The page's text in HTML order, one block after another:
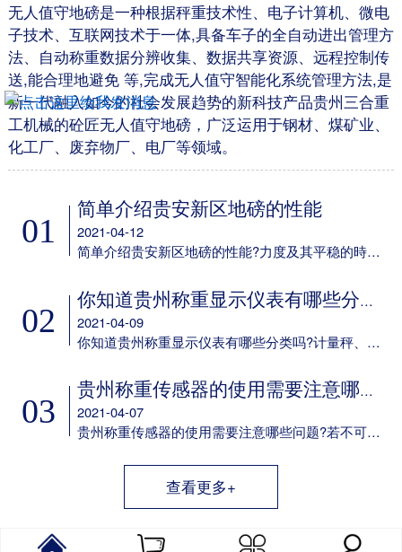
无人值守地磅是一种根据秤重技术性、电子计算机、微电
子技术、互联网技术于一体,具备车子的全自动进出管理方
法、自动称重数据分辨收集、数据共享资源、远程控制传
送,能合理地避免 等,完成无人值守智能化系统管理方法,是
新一代融入如今的社会发展趋势的新科技产品贵州三合重
工机械的砼匠无人值守地磅，广泛运用于钢材、煤矿业、
化工厂、废弃物厂、电厂等领域。
01
简单介绍贵安新区地磅的性能
2021-04-12
简单介绍贵安新区地磅的性能?力度及其平稳的時间可设定;多种多样led背光方式可挑选;可任意电池充电;具备欠压保护标示及保护设备;任意配备6V/4aH免维护保养电瓶选配RS-232通信口，串口波特率可选，通讯方式可选;选配50mA电流量环显示屏通信口。
02
你知道贵州称重显示仪表有哪些分类吗
2021-04-09
你知道贵州称重显示仪表有哪些分类吗?计量秤、定量包装机、电子吊秤、电子器件汽车衡、电子器件案秤、皮带秤、动态轨道衡称重显示仪表以及它专用型称重显示仪表。
03
贵州称重传感器的使用需要注意哪些问题
2021-04-07
贵州称重传感器的使用需要注意哪些问题?若不可以确保这一点，则应考虑到在他们中间设定障板防护之，并在箱身体安装 散热风扇。用于精确测量传感器輸出数据信号的电子电路，应尽量配备单独的供电系统变电器，而不必和交流接触器等机器设备同用同一主开关电源。
查看更多+